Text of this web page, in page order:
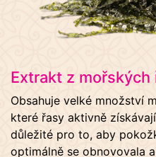
Extrakt z mořských
Obsahuje velké množství
které řasy aktivně
důležité pro to, aby
optimálně se obnovovala